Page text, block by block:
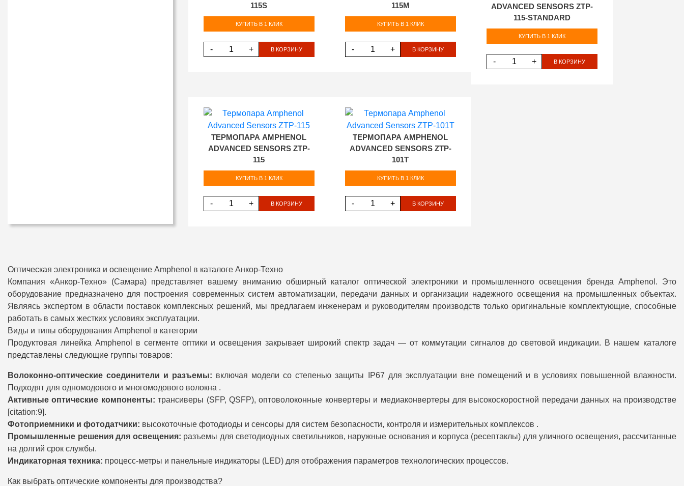
115S
КУПИТЬ В 1 КЛИК
- + В КОРЗИНУ
115M
КУПИТЬ В 1 КЛИК
- + В КОРЗИНУ
ADVANCED SENSORS ZTP-
115-STANDARD
КУПИТЬ В 1 КЛИК
- + В КОРЗИНУ
ТЕРМОПАРА AMPHENOL
ADVANCED SENSORS ZTP-
115
КУПИТЬ В 1 КЛИК
- + В КОРЗИНУ
ТЕРМОПАРА AMPHENOL
ADVANCED SENSORS ZTP-
101T
КУПИТЬ В 1 КЛИК
- + В КОРЗИНУ
Оптическая электроника и освещение Amphenol в каталоге Анкор-Техно
Компания «Анкор-Техно» (Самара) представляет вашему вниманию обширный каталог оптической электроники и промышленного освещения бренда Amphenol. Это
оборудование предназначено для построения современных систем автоматизации, передачи данных и организации надежного освещения на промышленных объектах.
Являясь экспертом в области поставок комплексных решений, мы предлагаем инженерам и руководителям производств только оригинальные комплектующие, способные
работать в самых жестких условиях эксплуатации.
Виды и типы оборудования Amphenol в категории
Продуктовая линейка Amphenol в сегменте оптики и освещения закрывает широкий спектр задач — от коммутации сигналов до световой индикации. В нашем каталоге
представлены следующие группы товаров:
Волоконно-оптические соединители и разъемы: включая модели со степенью защиты IP67 для эксплуатации вне помещений и в условиях повышенной влажности.
Подходят для одномодового и многомодового волокна .
Активные оптические компоненты: трансиверы (SFP, QSFP), оптоволоконные конвертеры и медиаконвертеры для высокоскоростной передачи данных на производстве
[citation:9].
Фотоприемники и фотодатчики: высокоточные фотодиоды и сенсоры для систем безопасности, контроля и измерительных комплексов .
Промышленные решения для освещения: разъемы для светодиодных светильников, наружные основания и корпуса (ресептаклы) для уличного освещения, рассчитанные
на долгий срок службы.
Индикаторная техника: процесс-метры и панельные индикаторы (LED) для отображения параметров технологических процессов.
Как выбрать оптические компоненты для производства?